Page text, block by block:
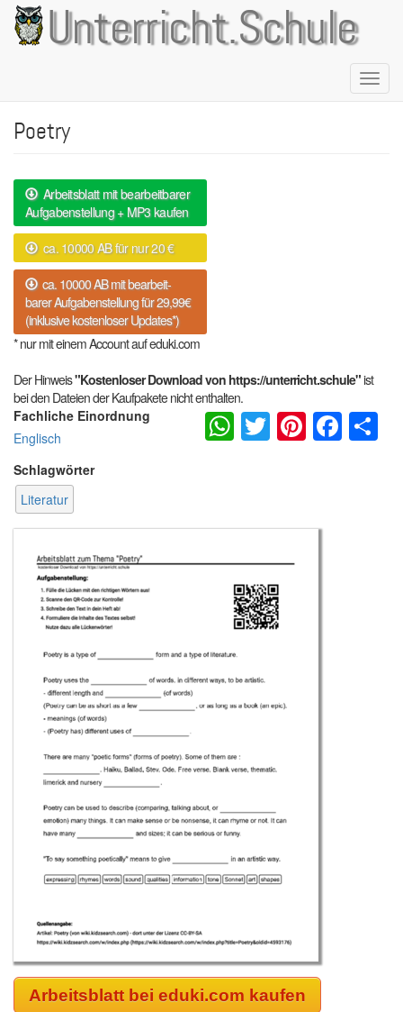
Direkt
zum
Inhalt
Unterricht.Schule
Poetry
Arbeitsblatt mit bearbeitbarer
Aufgabenstellung + MP3 kaufen
ca. 10000 AB für nur 20 €
ca. 10000 AB mit bearbeit-
barer Aufgabenstellung für 29,99€
(inklusive kostenloser Updates*)
* nur mit einem Account auf eduki.com
Der Hinweis"Kostenloser Download von https://unterricht.schule"ist
bei den Dateien der Kaufpakete nicht enthalten.
Fachliche Einordnung
Englisch
Schlagwörter
Literatur
WhatsApp
Twitter
Arbeitsblatt bei eduki.com kaufen